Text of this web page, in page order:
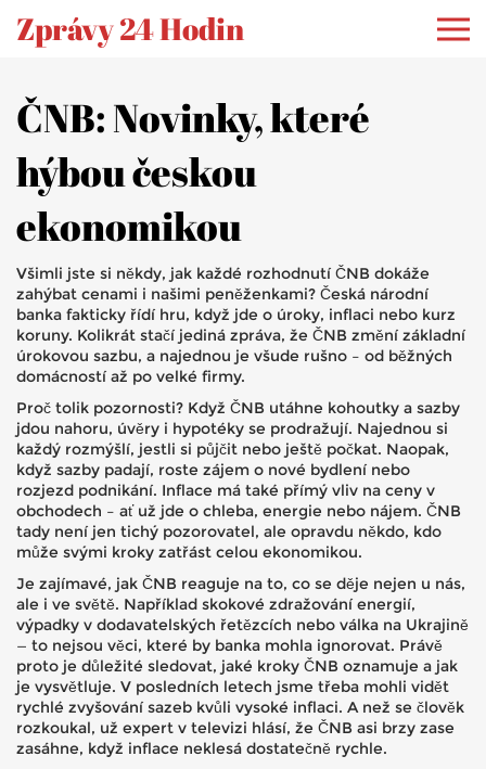
Zprávy 24 Hodin
ČNB: Novinky, které
hýbou českou
ekonomikou
Všimli jste si někdy, jak každé rozhodnutí ČNB dokáže
zahýbat cenami i našimi peněženkami? Česká národní
banka fakticky řídí hru, když jde o úroky, inflaci nebo kurz
koruny. Kolikrát stačí jediná zpráva, že ČNB změní základní
úrokovou sazbu, a najednou je všude rušno – od běžných
domácností až po velké firmy.
Proč tolik pozornosti? Když ČNB utáhne kohoutky a sazby
jdou nahoru, úvěry i hypotéky se prodražují. Najednou si
každý rozmýšlí, jestli si půjčit nebo ještě počkat. Naopak,
když sazby padají, roste zájem o nové bydlení nebo
rozjezd podnikání. Inflace má také přímý vliv na ceny v
obchodech – ať už jde o chleba, energie nebo nájem. ČNB
tady není jen tichý pozorovatel, ale opravdu někdo, kdo
může svými kroky zatřást celou ekonomikou.
Je zajímavé, jak ČNB reaguje na to, co se děje nejen u nás,
ale i ve světě. Například skokové zdražování energií,
výpadky v dodavatelských řetězcích nebo válka na Ukrajině
— to nejsou věci, které by banka mohla ignorovat. Právě
proto je důležité sledovat, jaké kroky ČNB oznamuje a jak
je vysvětluje. V posledních letech jsme třeba mohli vidět
rychlé zvyšování sazeb kvůli vysoké inflaci. A než se člověk
rozkoukal, už expert v televizi hlásí, že ČNB asi brzy zase
zasáhne, když inflace neklesá dostatečně rychle.